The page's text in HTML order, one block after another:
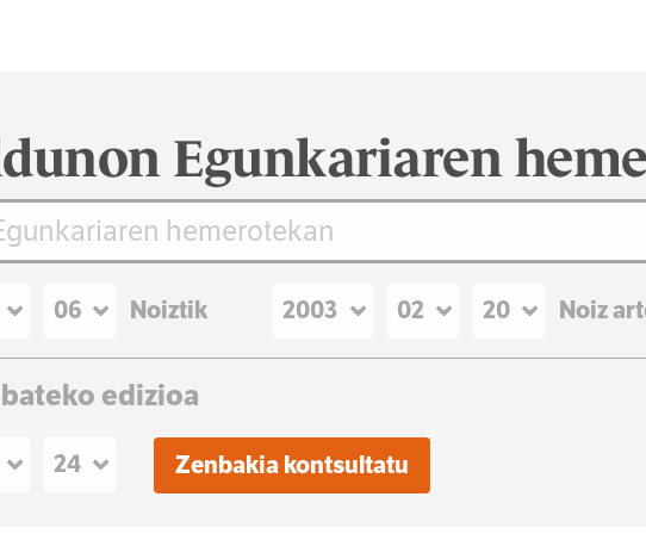
Egunkariaren
Noiztik Noiz
edizioa